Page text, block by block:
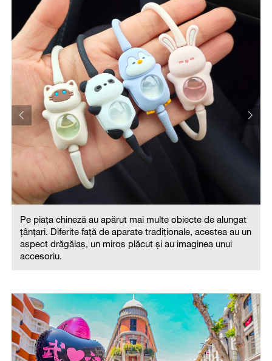
Pe piața chineză au apărut mai multe obiecte de alungat
țânțari. Diferite față de aparate tradiționale, acestea au un
aspect drăgălaș, un miros plăcut și au imaginea unui
accesoriu.